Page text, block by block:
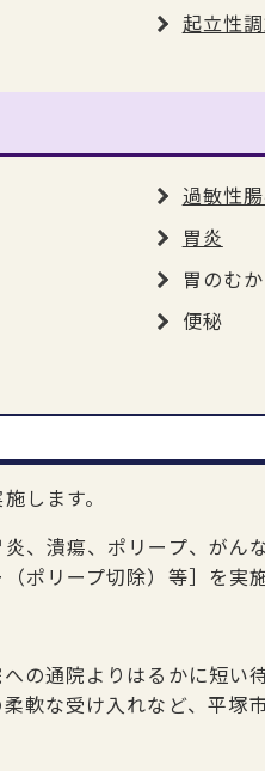
起立性
過敏性
胃炎
胃のむ
便秘
します。
、潰瘍、ポリープ、がん
ポリープ切除）等］を実施
の通院よりはるかに短い
軟な受け入れなど、平塚